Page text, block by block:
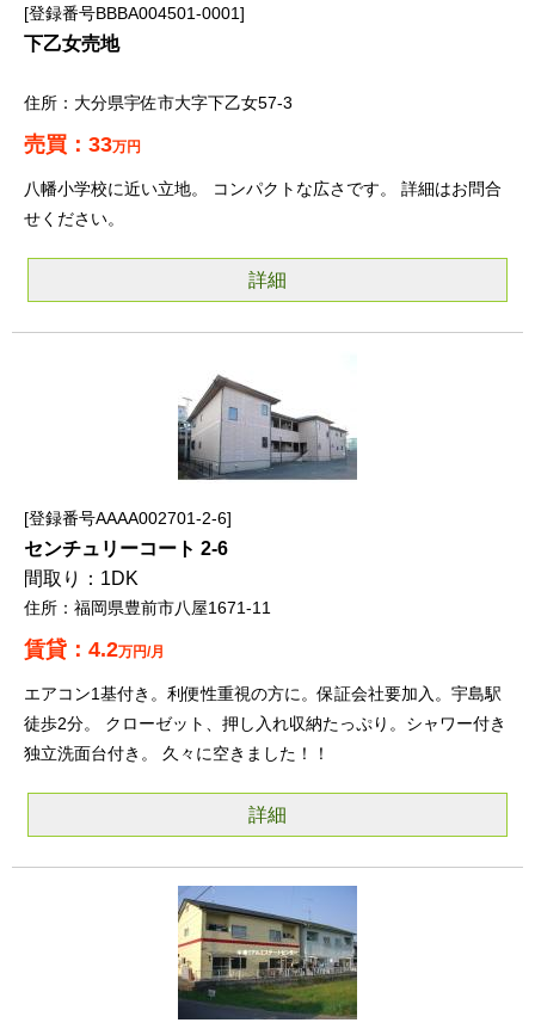
登録番号BBBA004501-0001
下乙女売地
大分県宇佐市大字下乙女57-3
33万円
八幡小学校に近い立地。 コンパクトな広さです。 詳細はお問合
せください。
詳細
登録番号AAAA002701-2-6
センチュリーコート 2-6
1DK
福岡県豊前市八屋1671-11
4.2万円/月
エアコン1基付き。利便性重視の方に。保証会社要加入。宇島駅
徒歩2分。 クローゼット、押し入れ収納たっぷり。シャワー付き
独立洗面台付き。 久々に空きました！！
詳細